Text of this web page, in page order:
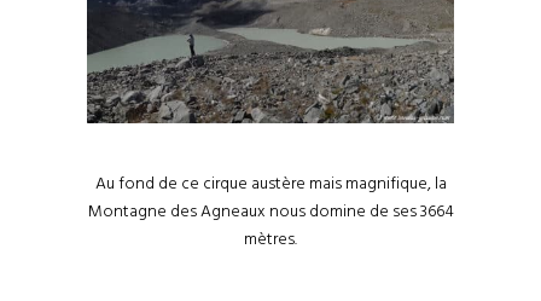
Au fond de ce cirque austère mais magnifique, la
Montagne des Agneaux nous domine de ses 3664
mètres.